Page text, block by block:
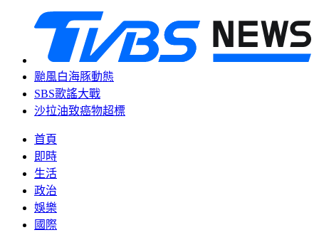
颱風白海豚動態
SBS歌謠大戰
沙拉油致癌物超標
首頁
即時
生活
政治
娛樂
國際